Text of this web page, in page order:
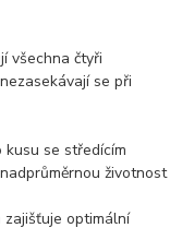
všechna čtyři
se při
se středícím
životnost
zajišťuje optimální